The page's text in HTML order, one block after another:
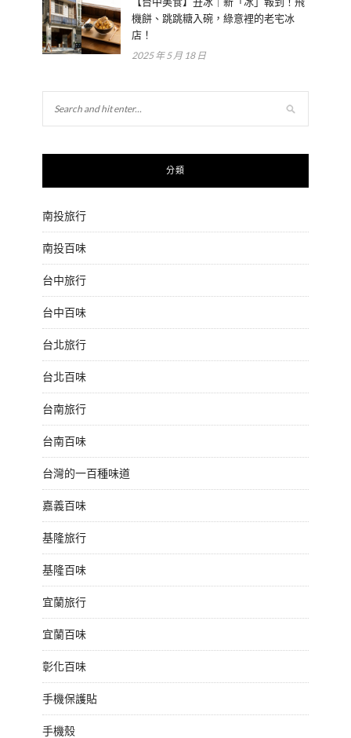
機餅、跳跳糖入碗，綠意裡的老宅冰
店！
2025 年 5 月 18 日
分類
南投旅行
南投百味
台中旅行
台中百味
台北旅行
台北百味
台南旅行
台南百味
台灣的一百種味道
嘉義百味
基隆旅行
基隆百味
宜蘭旅行
宜蘭百味
彰化百味
手機保護貼
手機殼